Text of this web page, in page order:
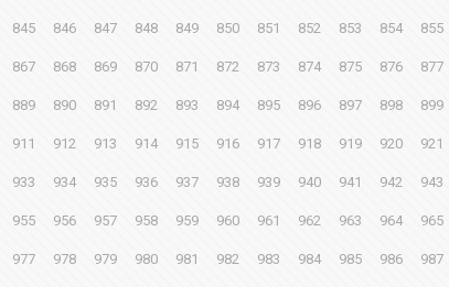
845 846 847 848 849 850 851 852 853 854 855
867 868 869 870 871 872 873 874 875 876 877
889 890 891 892 893 894 895 896 897 898 899
911 912 913 914 915 916 917 918 919 920 921
933 934 935 936 937 938 939 940 941 942 943
955 956 957 958 959 960 961 962 963 964 965
977 978 979 980 981 982 983 984 985 986 987